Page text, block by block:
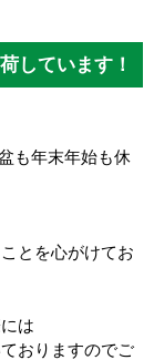
しています！
とを心がけてお
は
おりますのでご